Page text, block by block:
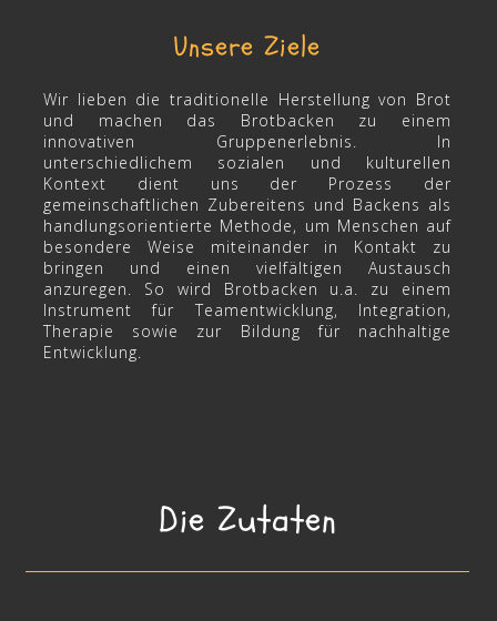
Unsere Ziele
Wir lieben die traditionelle Herstellung von Brot
und machen das Brotbacken zu einem
innovativen Gruppenerlebnis. In
unterschiedlichem sozialen und kulturellen
Kontext dient uns der Prozess der
gemeinschaftlichen Zubereitens und Backens als
handlungsorientierte Methode, um Menschen auf
besondere Weise miteinander in Kontakt zu
bringen und einen vielfältigen Austausch
anzuregen. So wird Brotbacken u.a. zu einem
Instrument für Teamentwicklung, Integration,
Therapie sowie zur Bildung für nachhaltige
Entwicklung.
Die Zutaten